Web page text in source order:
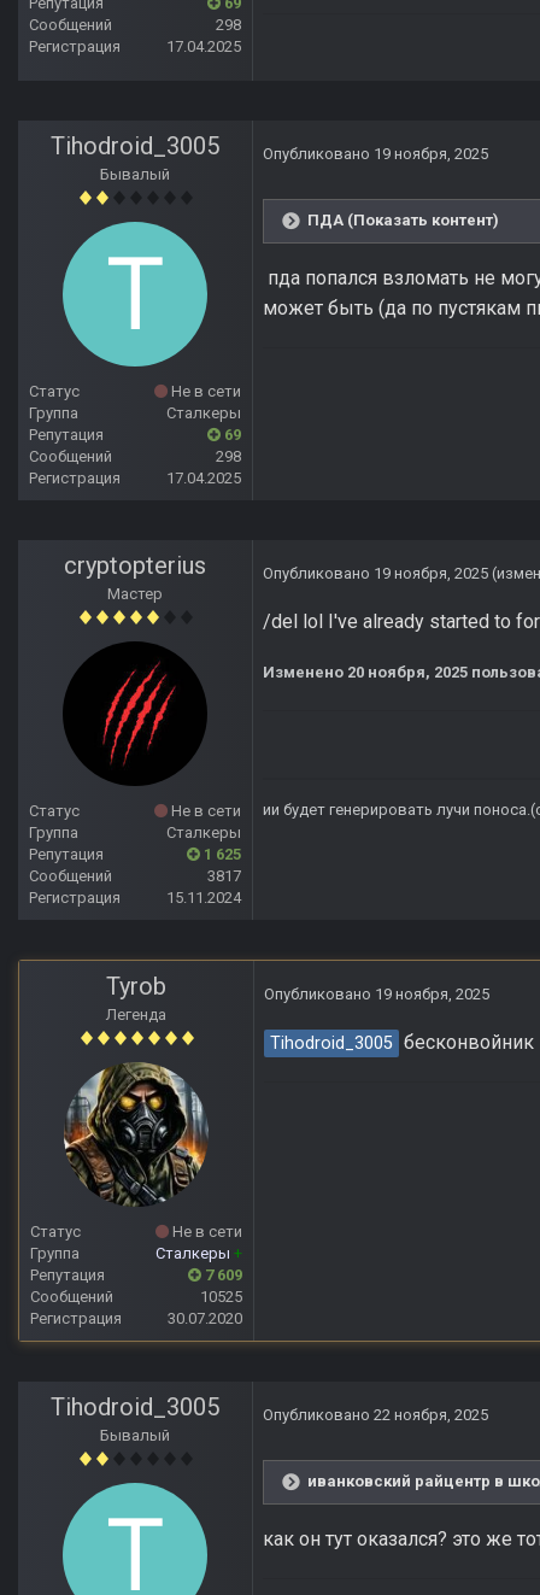
Сообщений
298
Регистрация
17.04.2025
Tihodroid_3005
Бывалый
Статус
Не в сети
Группа
Сталкеры
Репутация
69
Сообщений
298
Регистрация
17.04.2025
Опубликовано 19 ноября, 2025
ПДА (Показать контент)
пда попался взломать не
может быть (да по пустякам
cryptopterius
Мастер
Статус
Не в сети
Группа
Сталкеры
Репутация
1 625
Сообщений
3817
Регистрация
15.11.2024
Опубликовано 19 ноября, 2025
/del lol I've already started to
Изменено 20 ноября, 2025
ии будет генерировать лучи
Tyrob
Легенда
Статус
Не в сети
Группа
Сталкеры +
Репутация
7 609
Сообщений
10525
Регистрация
30.07.2020
Опубликовано 19 ноября, 2025
Tihodroid_3005 бесконвойник
Tihodroid_3005
Бывалый
Опубликовано 22 ноября, 2025
иванковский райцентр в
как он тут оказался? это же